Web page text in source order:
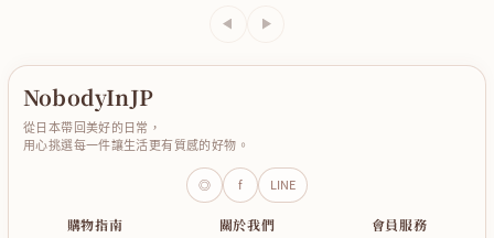
上一頁下一頁
NobodyInJP
從日本帶回美好的日常，
用心挑選每一件讓生活更有質感的好物。
◎ f LINE
購物指南
關於我們
會員服務